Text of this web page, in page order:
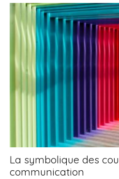
La symbolique des
communication